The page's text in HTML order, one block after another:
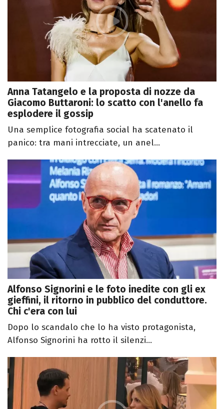
Anna Tatangelo e la proposta di nozze da
Giacomo Buttaroni: lo scatto con l'anello fa
esplodere il gossip
Una semplice fotografia social ha scatenato il
panico: tra mani intrecciate, un anel...
Alfonso Signorini e le foto inedite con gli ex
gieffini, il ritorno in pubblico del conduttore.
Chi c'era con lui
Dopo lo scandalo che lo ha visto protagonista,
Alfonso Signorini ha rotto il silenzi...